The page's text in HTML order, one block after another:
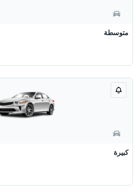
متوسطة
كبيرة